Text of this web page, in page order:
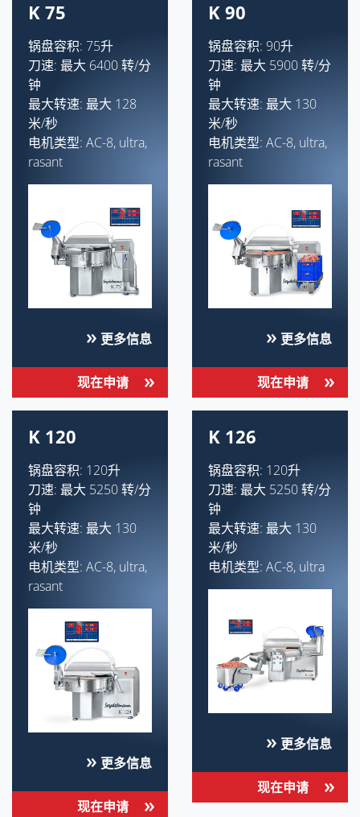
K 75
锅盘容积: 75升
刀速: 最大 6400 转/分
钟
最大转速: 最大 128
米/秒
电机类型: AC-8, ultra,
rasant
更多信息
现在申请
K 90
锅盘容积: 90升
刀速: 最大 5900 转/分
钟
最大转速: 最大 130
米/秒
电机类型: AC-8, ultra,
rasant
更多信息
现在申请
K 120
锅盘容积: 120升
刀速: 最大 5250 转/分
钟
最大转速: 最大 130
米/秒
电机类型: AC-8, ultra,
rasant
更多信息
现在申请
K 126
锅盘容积: 120升
刀速: 最大 5250 转/分
钟
最大转速: 最大 130
米/秒
电机类型: AC-8, ultra
更多信息
现在申请